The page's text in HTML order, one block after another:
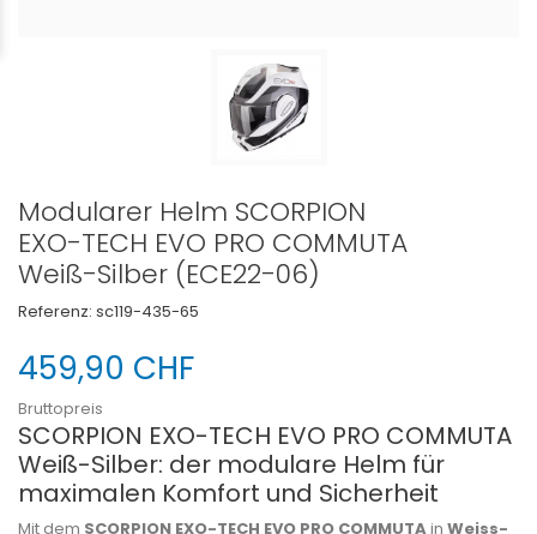
Modularer Helm SCORPION
EXO-TECH EVO PRO COMMUTA
Weiß-Silber (ECE22-06)
Referenz: sc119-435-65
459,90 CHF
Bruttopreis
SCORPION EXO-TECH EVO PRO COMMUTA
Weiß-Silber: der modulare Helm für
maximalen Komfort und Sicherheit
Mit dem SCORPION EXO-TECH EVO PRO COMMUTAin Weiss-